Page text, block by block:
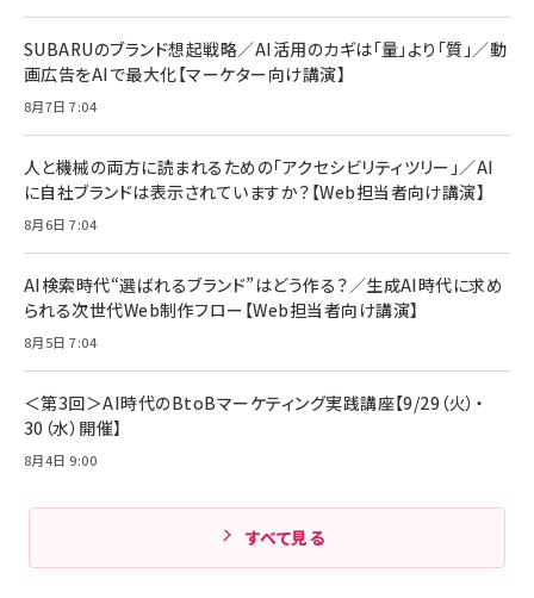
￥880
ママ投資家が育休中に１億貯めた株式投資
組織の成果を最大化する ルールのデザイン
￥1,980
Amazonランキングをもっと見る
￥6,980
全ワイヤレスイヤホン/アクティブノイズキャンセリ
技術基準適合】ブラック
￥5,990
ケーブル Anker絡まないケーブル 240W 結束バン
ド付き USB PD対応 シリコン素材採用 iPhone
17 / 16 / 15 / Galaxy iPad Pro MacBook
Pro/Air 各種対応 (1.8m ミッドナイトブラック)
￥1,890
Pro/Air 各種対応 (1.8m ミッドナイトブラック)
￥1,890
サッポロ 生ビール 黒ラベル 350ml 缶 24本 ビー
ル ケース買い【6/30応募〆切! 黒ラベルビヤセラー
￥4,857
SUBARUのブランド想起戦略／AI活用のカギは「量」より「質」／動
画広告をAIで最大化【マーケター向け講演】
8月7日 7:04
人と機械の両方に読まれるための「アクセシビリティツリー」／AI
に自社ブランドは表示されていますか？【Web担当者向け講演】
8月6日 7:04
AI検索時代“選ばれるブランド”はどう作る？／生成AI時代に求め
られる次世代Web制作フロー【Web担当者向け講演】
8月5日 7:04
＜第3回＞AI時代のBtoBマーケティング実践講座【9/29（火）・
30（水）開催】
8月4日 9:00
すべて見る